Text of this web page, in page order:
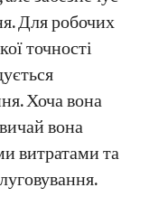
Для робочих
точності
Хоча вона
вона
витратами та